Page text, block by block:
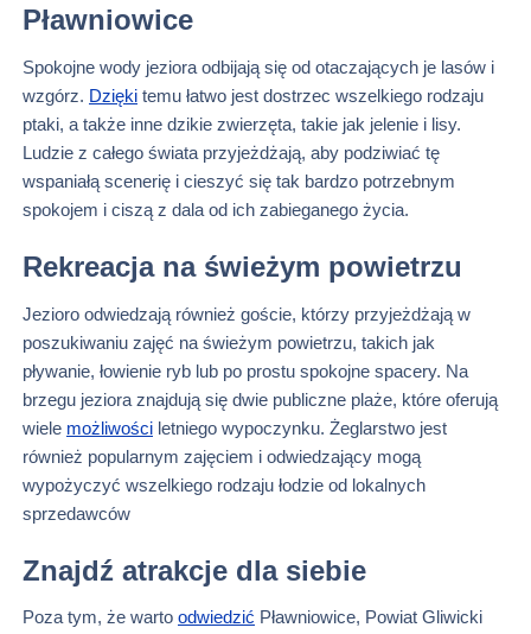
Pławniowice
Spokojne wody jeziora odbijają się od otaczających je lasów i
wzgórz. Dzięki temu łatwo jest dostrzec wszelkiego rodzaju
ptaki, a także inne dzikie zwierzęta, takie jak jelenie i lisy.
Ludzie z całego świata przyjeżdżają, aby podziwiać tę
wspaniałą scenerię i cieszyć się tak bardzo potrzebnym
spokojem i ciszą z dala od ich zabieganego życia.
Rekreacja na świeżym powietrzu
Jezioro odwiedzają również goście, którzy przyjeżdżają w
poszukiwaniu zajęć na świeżym powietrzu, takich jak
pływanie, łowienie ryb lub po prostu spokojne spacery. Na
brzegu jeziora znajdują się dwie publiczne plaże, które oferują
wiele możliwości letniego wypoczynku. Żeglarstwo jest
również popularnym zajęciem i odwiedzający mogą
wypożyczyć wszelkiego rodzaju łodzie od lokalnych
sprzedawców
Znajdź atrakcje dla siebie
Poza tym, że warto odwiedzić Pławniowice, Powiat Gliwicki